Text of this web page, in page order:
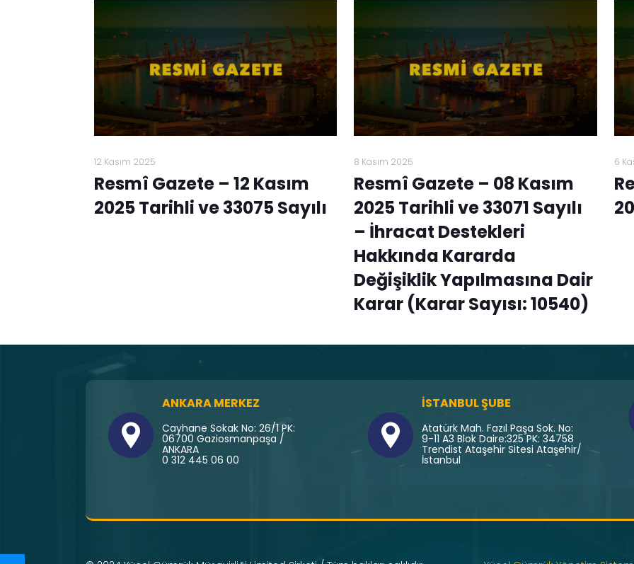
12 Kasım 2025
Resmî Gazete – 12 Kasım
2025 Tarihli ve 33075 Sayılı
8 Kasım 2025
Resmî Gazete – 08 Kasım
2025 Tarihli ve 33071 Sayılı
– İhracat Destekleri
Hakkında Kararda
Değişiklik Yapılmasına Dair
Karar (Karar Sayısı: 10540)
6
ANKARA MERKEZ
Cayhane Sokak No: 26/1 PK:
06700 Gaziosmanpaşa /
ANKARA
0 312 445 06 00
İSTANBUL ŞUBE
Atatürk Mah. Fazıl Paşa Sok. No:
9-11 A3 Blok Daire:325 PK: 34758
Trendist Ataşehir Sitesi Ataşehir/
İstanbul